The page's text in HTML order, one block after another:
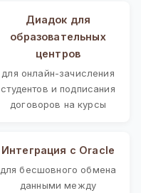
Диадок для
образовательных
центров
для онлайн-зачисления
студентов и подписания
договоров на курсы
Интеграция с Oracle
для бесшовного обмена
данными между